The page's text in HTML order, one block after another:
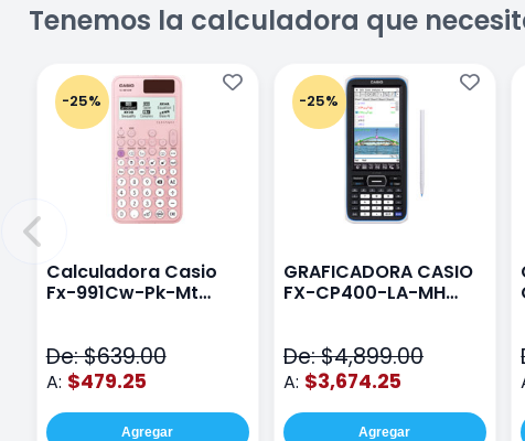
Tenemos la calculadora que
-25%
Calculadora Casio
Fx-991Cw-Pk-Mt
De: $639.00
A: $479.25
Agregar
-25%
GRAFICADORA CASIO
FX-CP400-LA-MH
De: $4,899.00
A: $3,674.25
Agregar